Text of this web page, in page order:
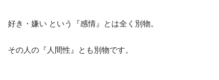
好き・嫌い という『感情』とは全く別物。
その人の『人間性』とも別物です。